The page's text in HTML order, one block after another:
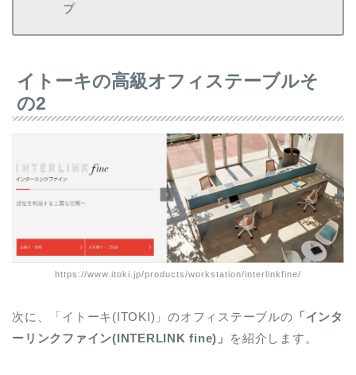
プ
イトーキの高級オフィステーブルそ
の2
https://www.itoki.jp/products/workstation/interlinkfine/
次に、「イトーキ(ITOKI)」のオフィステーブルの 「インタ
ーリンクファイン(INTERLINK fine)」
を紹介します。